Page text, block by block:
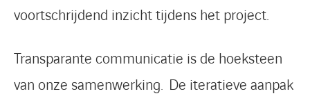
voortschrijdend inzicht tijdens het project.
Transparante communicatie is de hoeksteen
van onze samenwerking. De iteratieve aanpak